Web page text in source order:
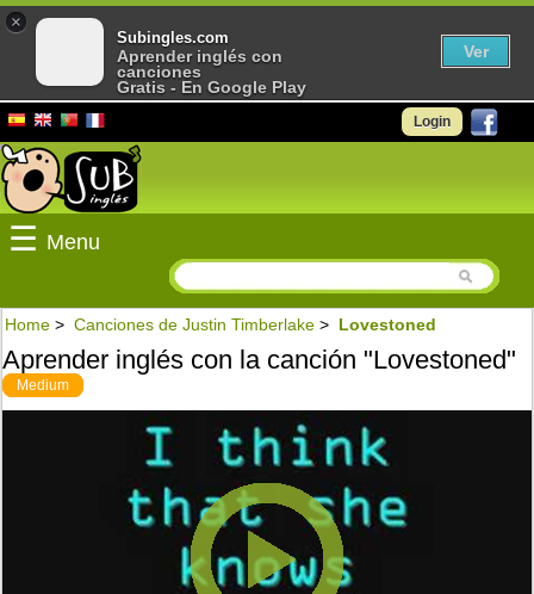
Login
☰ Menu
Home > Canciones de Justin Timberlake > Lovestoned
Aprender inglés con la canción "Lovestoned"
Medium
×
Subingles.com
Aprender inglés con
canciones
Gratis - En Google Play
Ver